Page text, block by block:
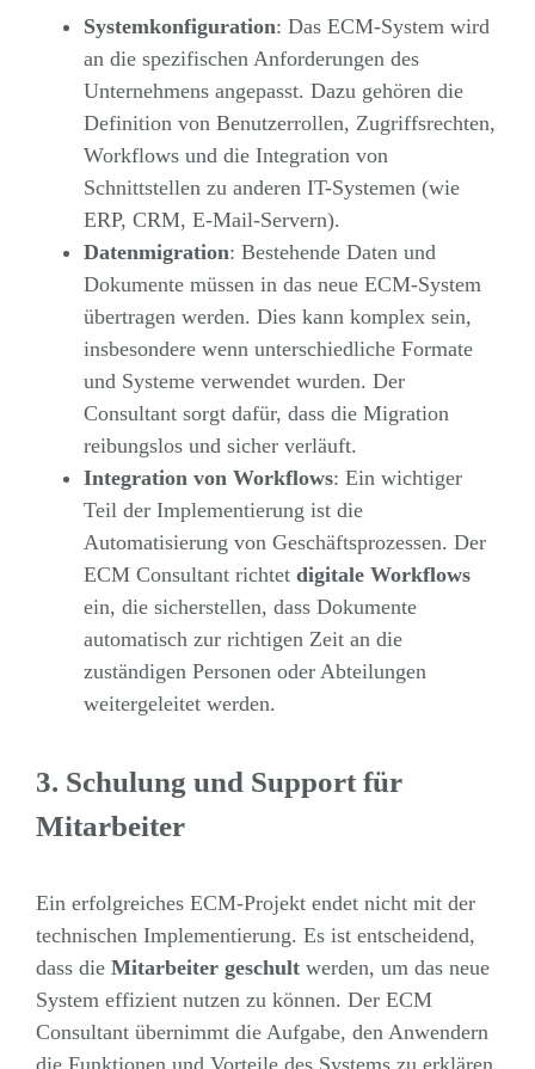
Systemkonfiguration: Das ECM-System wird
an die spezifischen Anforderungen des
Unternehmens angepasst. Dazu gehören die
Definition von Benutzerrollen, Zugriffsrechten,
Workflows und die Integration von
Schnittstellen zu anderen IT-Systemen (wie
ERP, CRM, E-Mail-Servern).
Datenmigration: Bestehende Daten und
Dokumente müssen in das neue ECM-System
übertragen werden. Dies kann komplex sein,
insbesondere wenn unterschiedliche Formate
und Systeme verwendet wurden. Der
Consultant sorgt dafür, dass die Migration
reibungslos und sicher verläuft.
Integration von Workflows: Ein wichtiger
Teil der Implementierung ist die
Automatisierung von Geschäftsprozessen. Der
ECM Consultant richtet digitale Workflows
ein, die sicherstellen, dass Dokumente
automatisch zur richtigen Zeit an die
zuständigen Personen oder Abteilungen
weitergeleitet werden.
3. Schulung und Support für
Mitarbeiter
Ein erfolgreiches ECM-Projekt endet nicht mit der
technischen Implementierung. Es ist entscheidend,
dass die Mitarbeiter geschultwerden, um das neue
System effizient nutzen zu können. Der ECM
Consultant übernimmt die Aufgabe, den Anwendern